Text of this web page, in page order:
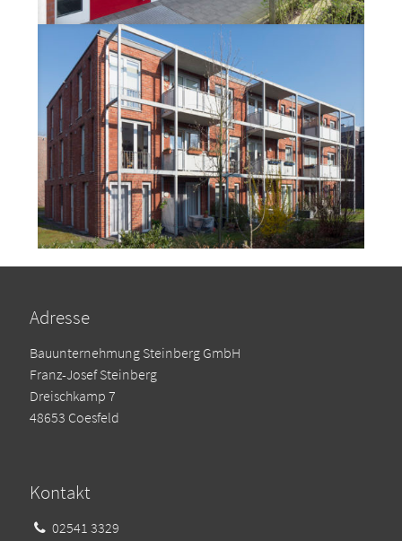
Adresse
Bauunternehmung Steinberg GmbH
Franz-Josef Steinberg
Dreischkamp 7
48653 Coesfeld
Kontakt
02541 3329